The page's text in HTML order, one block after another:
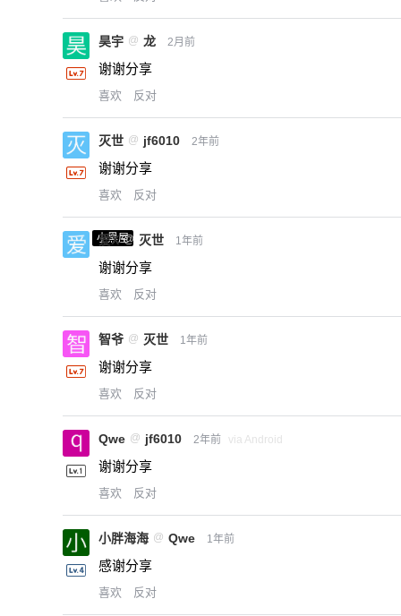
昊宇 @ 龙 2月前
谢谢分享
喜欢 反对
灭世 @ jf6010 2年前
谢谢分享
喜欢 反对
小黑屋
爱X @ 灭世 1年前
谢谢分享
喜欢 反对
智爷 @ 灭世 1年前
谢谢分享
喜欢 反对
Qwe @ jf6010 2年前 via Android
谢谢分享
喜欢 反对
小胖海海 @ Qwe 1年前
感谢分享
喜欢 反对